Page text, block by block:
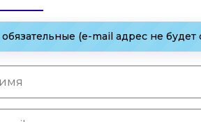
(e-mail адрес не будет